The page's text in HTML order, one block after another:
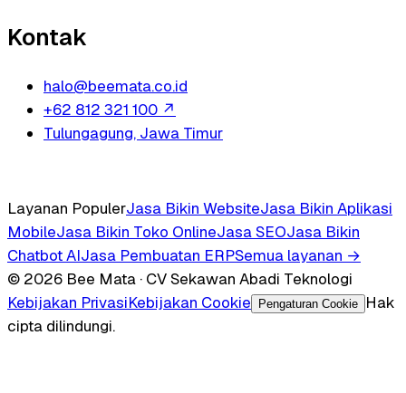
Kontak
halo@beemata.co.id
+62 812 321 100 ↗
Tulungagung, Jawa Timur
Layanan PopulerJasa Bikin WebsiteJasa Bikin Aplikasi
MobileJasa Bikin Toko OnlineJasa SEOJasa Bikin
Chatbot AIJasa Pembuatan ERPSemua layanan →
© 2026 Bee Mata · CV Sekawan Abadi Teknologi
Kebijakan PrivasiKebijakan Cookie Pengaturan Cookie
Hak
cipta dilindungi.